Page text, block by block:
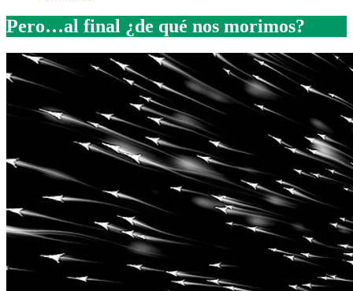
Pero…al final ¿de qué nos morimos?